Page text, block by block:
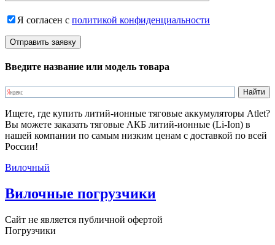
Я согласен с политикой конфиденциальности
Введите название или модель товара
Ищете, где купить литий-ионные тяговые аккумуляторы Atlet?
Вы можете заказать тяговые АКБ литий-ионные (Li-Ion) в
нашей компании по самым низким ценам с доставкой по всей
России!
Вилочный
Вилочные погрузчики
Сайт не является публичной офертой
Погрузчики